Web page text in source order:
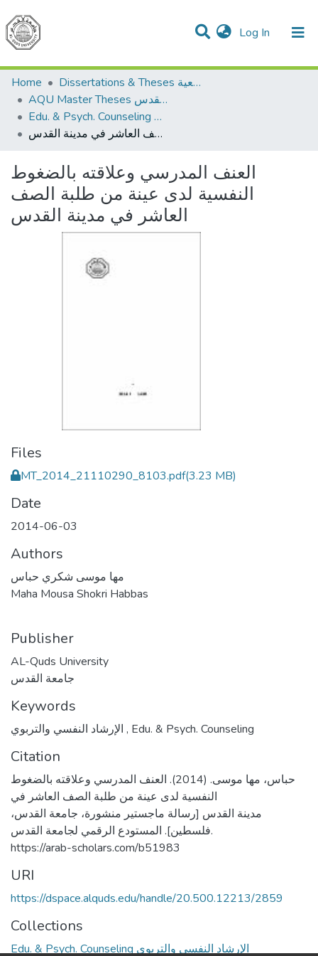
Log In (current)
Communities & Collections
All of DSpace
Home
Dissertations & Theses الرسائل الجامعية
AQU Master Theses الرسائل الجامعية الخاصة بجامعة القدس
Edu. & Psych. Counseling الإرشاد النفسي والتربوي
العنف المدرسي وعلاقته بالضغوط النفسية لدى عينة من طلبة الصف العاشر في مدينة القدس
العنف المدرسي وعلاقته بالضغوط
النفسية لدى عينة من طلبة الصف
العاشر في مدينة القدس
Files
MT_2014_21110290_8103.pdf(3.23 MB)
Date
2014-06-03
Authors
مها موسى شكري حباس
Maha Mousa Shokri Habbas
Publisher
AL-Quds University
جامعة القدس
Keywords
, Edu. & Psych. Counseling
Citation
حباس، مها موسى. (2014). العنف المدرسي وعلاقته بالضغوط
النفسية لدى عينة من طلبة الصف العاشر في
مدينة القدس [رسالة ماجستير منشورة، جامعة القدس،
فلسطين]. المستودع الرقمي لجامعة القدس.
https://arab-scholars.com/b51983
URI
https://dspace.alquds.edu/handle/20.500.12213/2859
Collections
Edu. & Psych. Counseling الإرشاد النفسي والتربوي